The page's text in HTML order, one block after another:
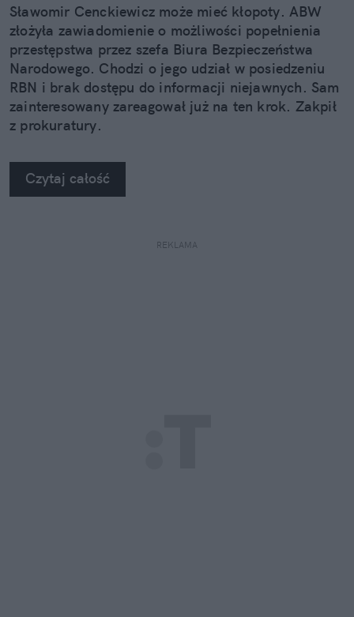
Sławomir Cenckiewicz może mieć kłopoty. ABW
złożyła zawiadomienie o możliwości popełnienia
przestępstwa przez szefa Biura Bezpieczeństwa
Narodowego. Chodzi o jego udział w posiedzeniu
RBN i brak dostępu do informacji niejawnych. Sam
zainteresowany zareagował już na ten krok. Zakpił
z prokuratury.
Czytaj całość
REKLAMA